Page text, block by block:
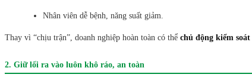
Nhân viên dễ bệnh, năng suất giảm.
Thay vì “chịu trận”, doanh nghiệp hoàn toàn có thể chủ động kiểm soát
2. Giữ lối ra vào luôn khô ráo, an toàn